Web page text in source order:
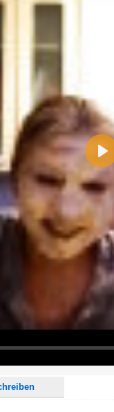
Kommentar entfernt.
oder "http://" in URLs
Kommentare erscheinen.